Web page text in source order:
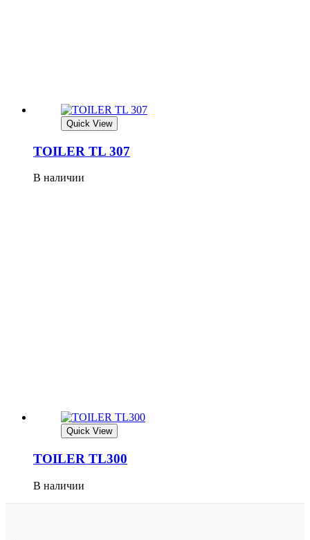
Quick View
TOILER TL 307
В наличии
Quick View
TOILER TL300
В наличии